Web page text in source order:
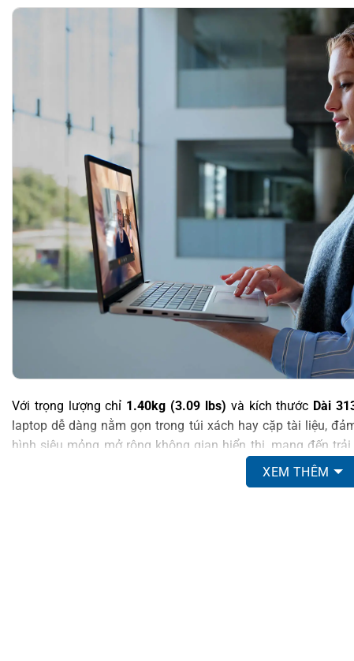
Với trọng lượng chỉ 1.40kg (3.09 lbs) và kích thước Dài
laptop dễ dàng nằm gọn trong túi xách hay cặp tài liệu,
hình siêu mỏng mở rộng không gian hiển thị, mang đến
trong khi logo Dell sáng bóng trên nắp nhôm nguyên khối
XEM THÊM